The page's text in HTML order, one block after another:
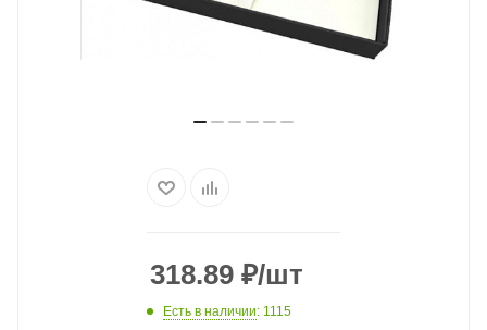
318.89 ₽/шт
Есть в наличии: 1115